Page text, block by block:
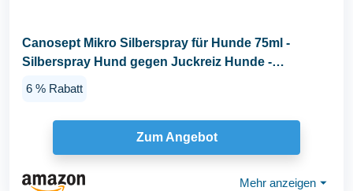
Canosept Mikro Silberspray für Hunde 75ml -
Silberspray Hund gegen Juckreiz Hunde -
6 % Rabatt
Zum Angebot
Mehr anzeigen ⏷